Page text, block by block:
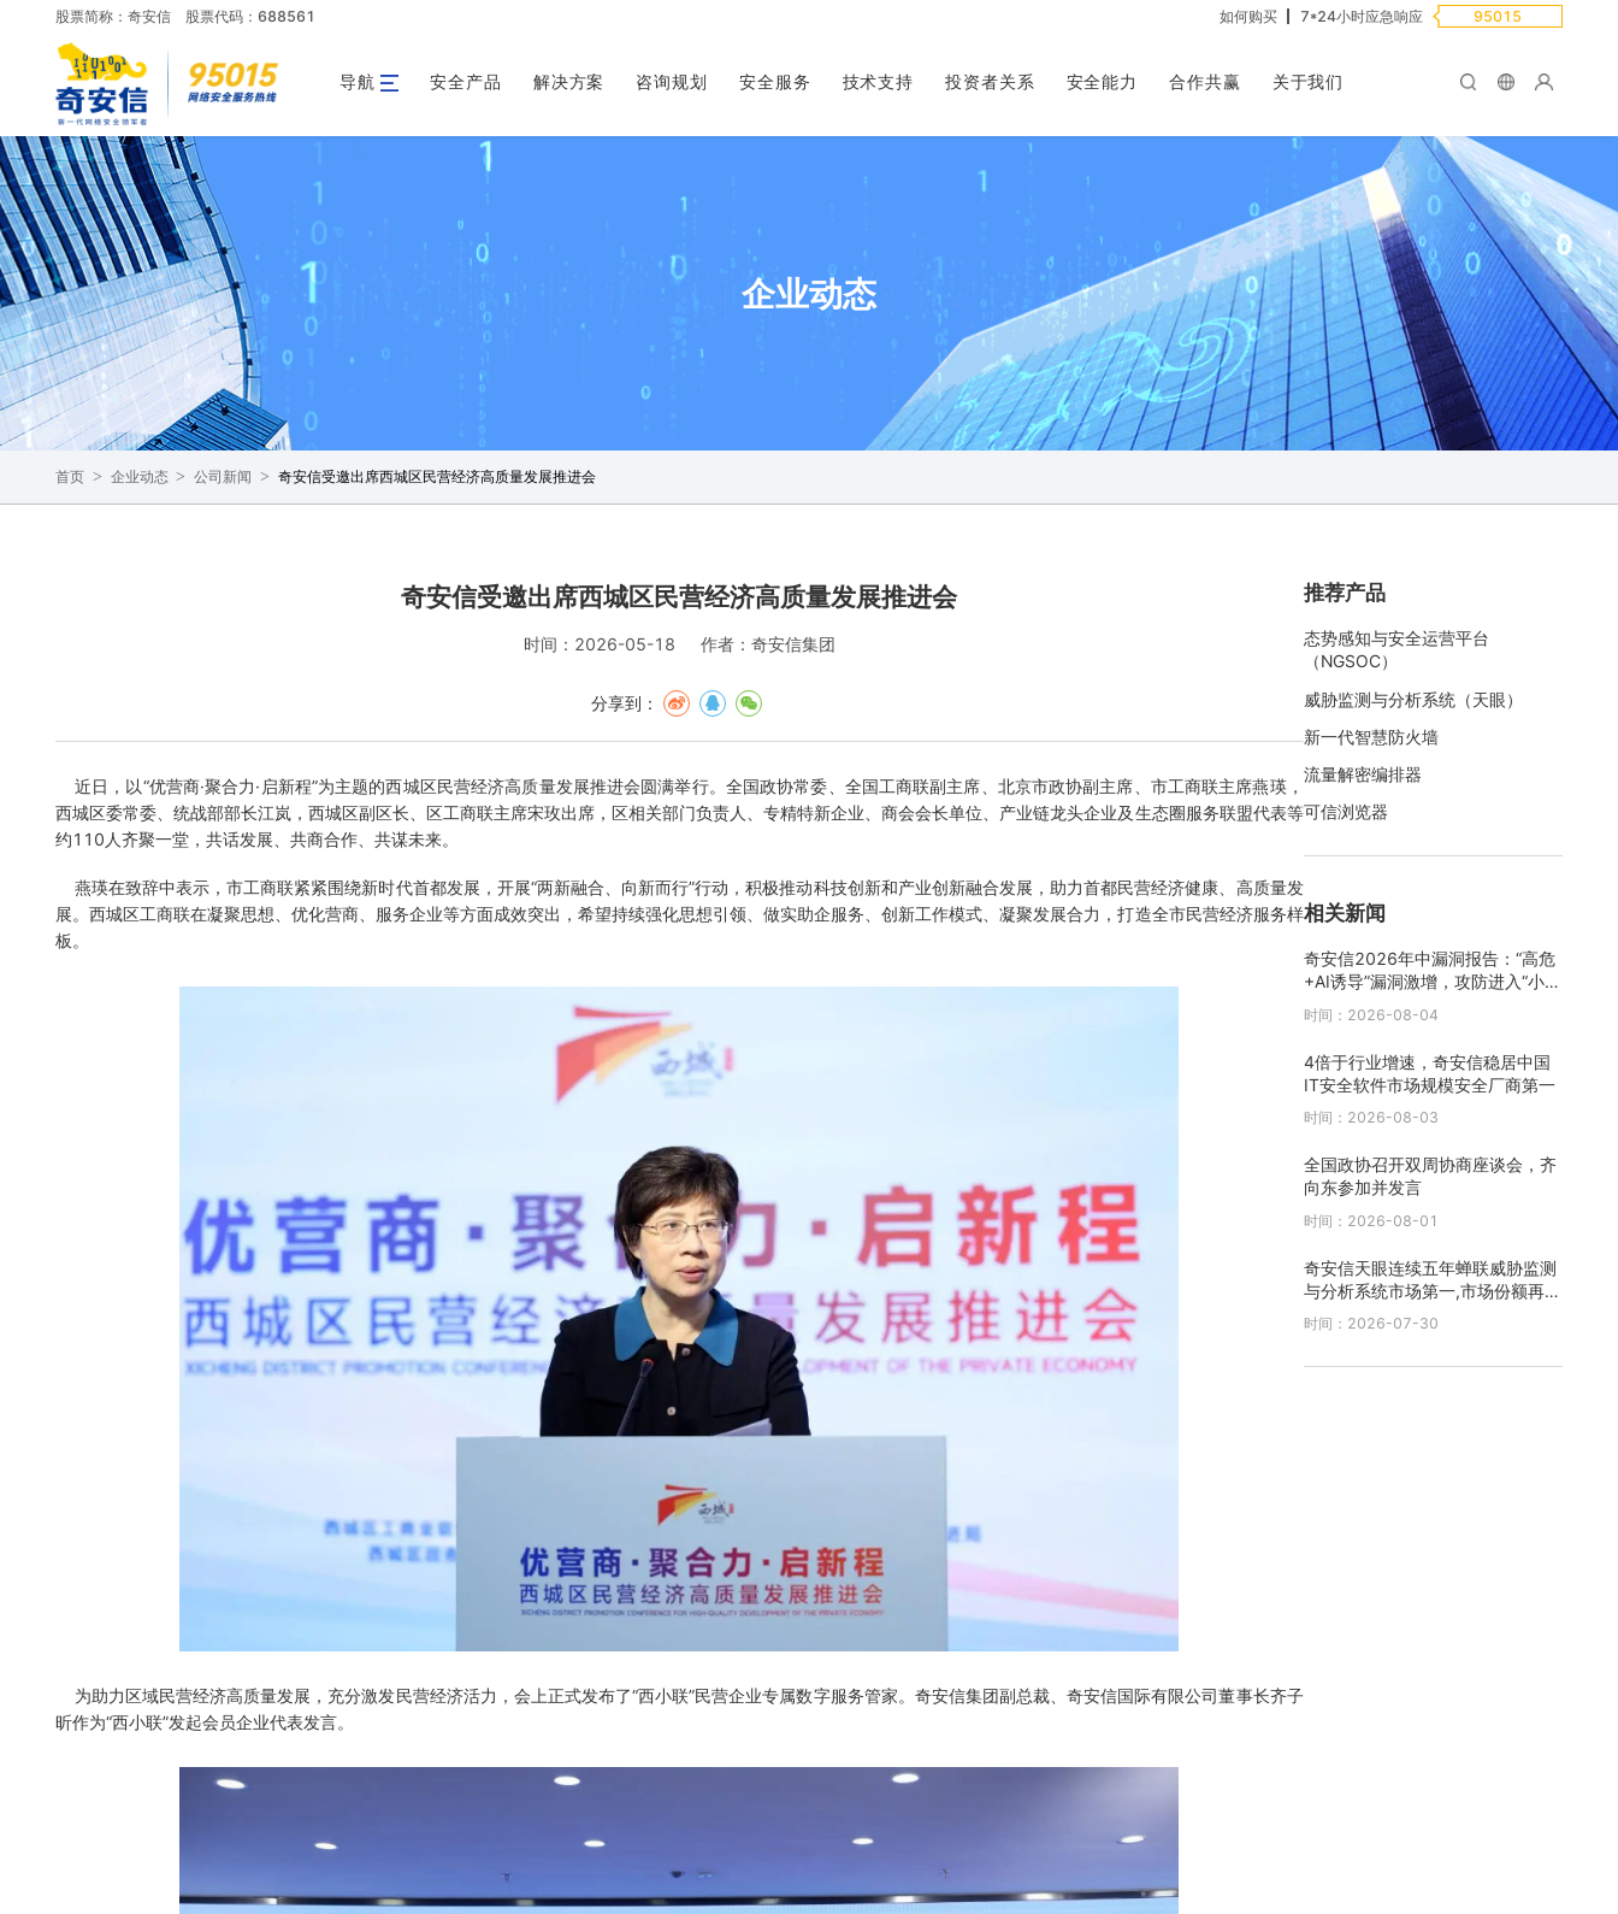
股票简称：奇安信 股票代码：688561 如何购买 7*24小时应急响应 95015
导航 安全产品 解决方案 咨询规划 安全服务 技术支持 投资者关系 安全能力 合作共赢 关于我们
企业动态
首页 > 企业动态 > 公司新闻 > 奇安信受邀出席西城区民营经济高质量发展推进会
奇安信受邀出席西城区民营经济高质量发展推进会
时间：2026-05-18 作者：奇安信集团
分享到：
近日，以“优营商·聚合力·启新程”为主题的西城区民营经济高质量发展推进会圆满举行。全国政协常委、全国工商联副主席、北京市政协副主席、市工商联主席燕瑛，
西城区委常委、统战部部长江岚，西城区副区长、区工商联主席宋玫出席，区相关部门负责人、专精特新企业、商会会长单位、产业链龙头企业及生态圈服务联盟代表等
约110人齐聚一堂，共话发展、共商合作、共谋未来。
燕瑛在致辞中表示，市工商联紧紧围绕新时代首都发展，开展“两新融合、向新而行”行动，积极推动科技创新和产业创新融合发展，助力首都民营经济健康、高质量发
展。西城区工商联在凝聚思想、优化营商、服务企业等方面成效突出，希望持续强化思想引领、做实助企服务、创新工作模式、凝聚发展合力，打造全市民营经济服务样
板。
为助力区域民营经济高质量发展，充分激发民营经济活力，会上正式发布了“西小联”民营企业专属数字服务管家。奇安信集团副总裁、奇安信国际有限公司董事长齐子
昕作为“西小联”发起会员企业代表发言。
推荐产品
态势感知与安全运营平台
（NGSOC）
威胁监测与分析系统（天眼）
新一代智慧防火墙
流量解密编排器
可信浏览器
相关新闻
奇安信2026年中漏洞报告：“高危
+AI诱导”漏洞激增，攻防进入“小时
级”时代
时间：2026-08-04
4倍于行业增速，奇安信稳居中国
IT安全软件市场规模安全厂商第一
时间：2026-08-03
全国政协召开双周协商座谈会，齐
向东参加并发言
时间：2026-08-01
奇安信天眼连续五年蝉联威胁监测
与分析系统市场第一,市场份额再创
新高
时间：2026-07-30